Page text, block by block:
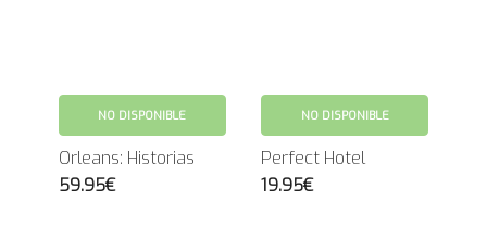
NO DISPONIBLE
Orleans: Historias
59.95€
NO DISPONIBLE
Perfect Hotel
19.95€